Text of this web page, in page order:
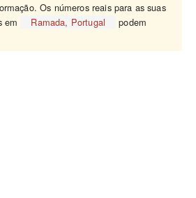
Os números reais para as suas
em
Ramada, Portugal
podem